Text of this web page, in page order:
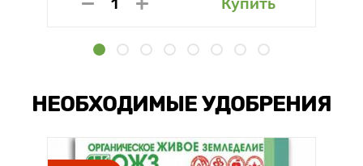
НЕОБХОДИМЫЕ УДОБРЕНИЯ